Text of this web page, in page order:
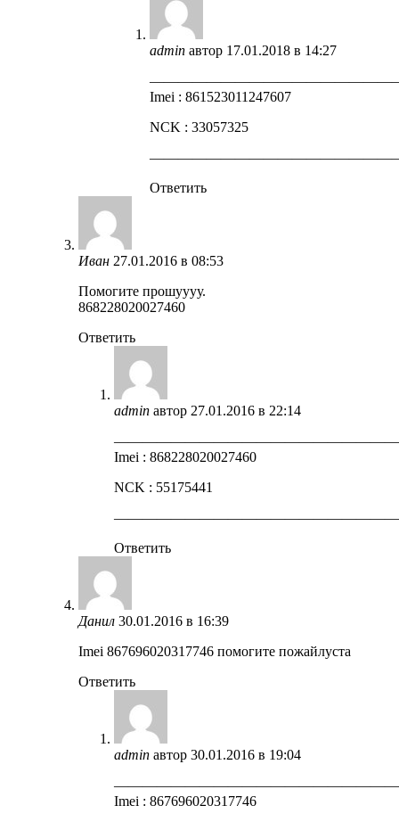
admin автор 17.01.2018 в 14:27
Imei : 861523011247607
NCK : 33057325
Ответить
Иван 27.01.2016 в 08:53
Помогите прошуууу.
868228020027460
Ответить
admin автор 27.01.2016 в 22:14
Imei : 868228020027460
NCK : 55175441
Ответить
Данил 30.01.2016 в 16:39
Imei 867696020317746 помогите пожайлуста
Ответить
admin автор 30.01.2016 в 19:04
Imei : 867696020317746